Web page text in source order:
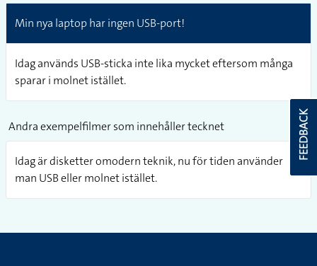
Min nya laptop har ingen USB-port!
Idag används USB-sticka inte lika mycket eftersom många
sparar i molnet istället.
Andra exempelfilmer som innehåller tecknet
Idag är disketter omodern teknik, nu för tiden använder
man USB eller molnet istället.
FEEDBACK